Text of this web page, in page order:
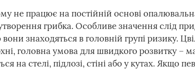
не працює на постійній основі
грибка. Особливе значення слід
знаходяться в головній групі ризику.
головна умова для швидкого розвитку –
на стелі, підлозі, стіні або у кутах. Якщо